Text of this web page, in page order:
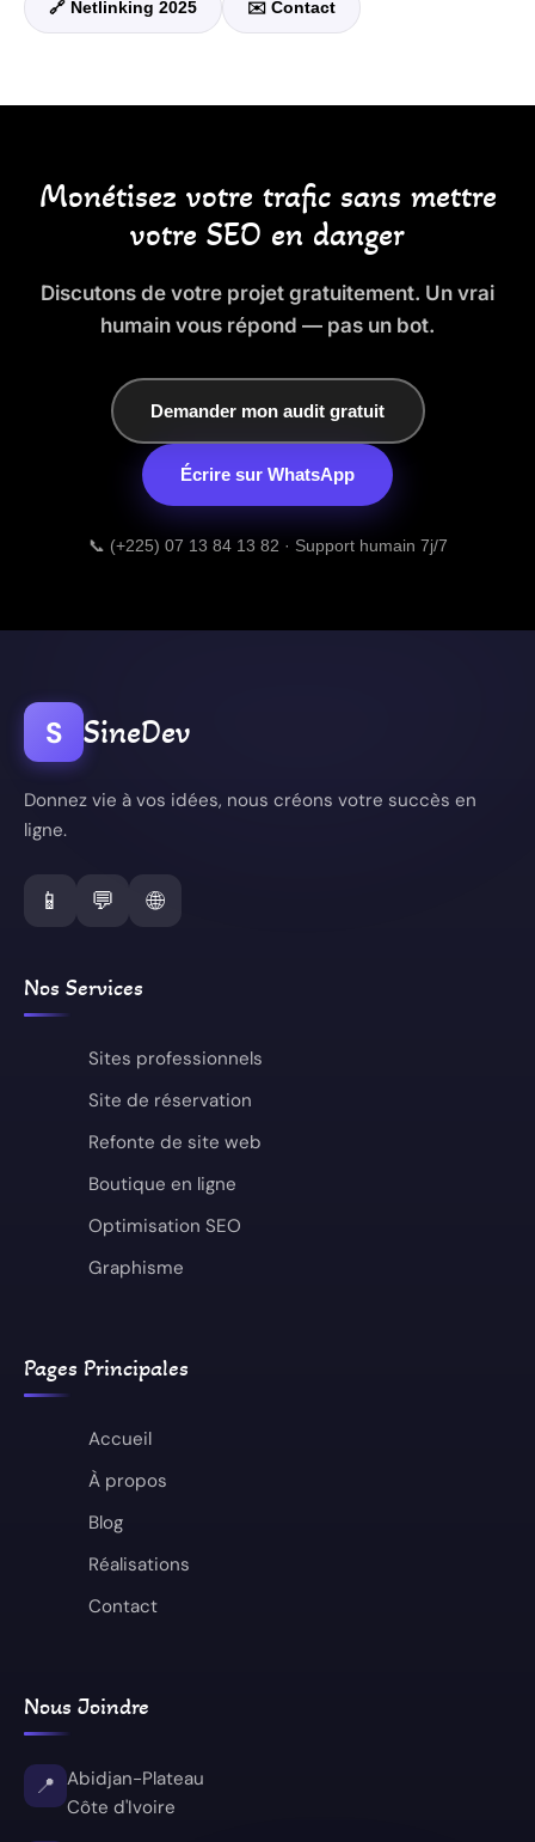
🔗 Netlinking 2025 ✉️ Contact
Monétisez votre trafic sans mettre
votre SEO en danger
Discutons de votre projet gratuitement. Un vrai
humain vous répond — pas un bot.
Demander mon audit gratuit
Écrire sur WhatsApp
📞 (+225) 07 13 84 13 82 · Support humain 7j/7
S SineDev
Donnez vie à vos idées, nous créons votre succès en
ligne.
📱 💬 🌐
Nos Services
Sites professionnels
Site de réservation
Refonte de site web
Boutique en ligne
Optimisation SEO
Graphisme
Pages Principales
Accueil
À propos
Blog
Réalisations
Contact
Nous Joindre
📍 Abidjan-Plateau
Côte d'Ivoire